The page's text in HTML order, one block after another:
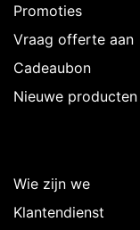
Promoties
Vraag offerte aan
Cadeaubon
Nieuwe producten
Wie zijn we
Klantendienst